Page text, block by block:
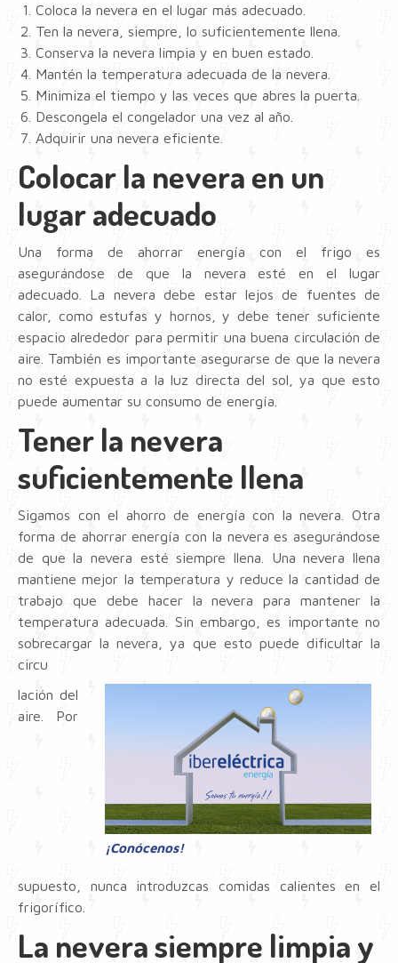
Coloca la nevera en el lugar más adecuado.
Ten la nevera, siempre, lo suficientemente llena.
Conserva la nevera limpia y en buen estado.
Mantén la temperatura adecuada de la nevera.
Minimiza el tiempo y las veces que abres la puerta.
Descongela el congelador una vez al año.
Adquirir una nevera eficiente.
Colocar la nevera en un
lugar adecuado
Una forma de ahorrar energía con el frigo es
asegurándose de que la nevera esté en el lugar
adecuado. La nevera debe estar lejos de fuentes de
calor, como estufas y hornos, y debe tener suficiente
espacio alrededor para permitir una buena circulación de
aire. También es importante asegurarse de que la nevera
no esté expuesta a la luz directa del sol, ya que esto
puede aumentar su consumo de energía.
Tener la nevera
suficientemente llena
Sigamos con el ahorro de energía con la nevera. Otra
forma de ahorrar energía con la nevera es asegurándose
de que la nevera esté siempre llena. Una nevera llena
mantiene mejor la temperatura y reduce la cantidad de
trabajo que debe hacer la nevera para mantener la
temperatura adecuada. Sin embargo, es importante no
sobrecargar la nevera, ya que esto puede dificultar la
circu
¡Conócenos!
lación del
aire. Por
supuesto, nunca introduzcas comidas calientes en el
frigorífico.
La nevera siempre limpia y